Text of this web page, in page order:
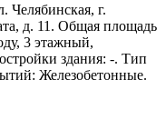
Челябинская, г.
д. 11. Общая площадь
3 этажный,
здания: -. Тип
Железобетонные.